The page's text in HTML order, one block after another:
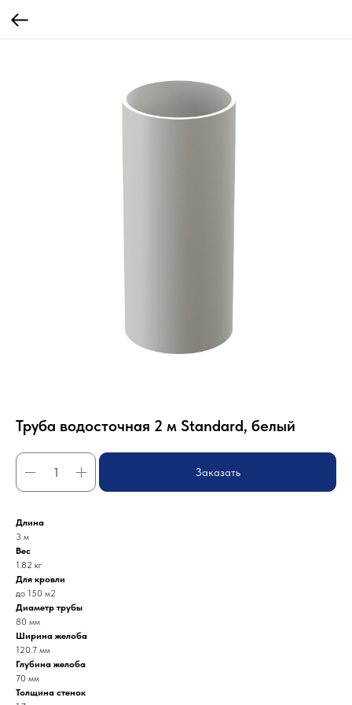
Труба водосточная 2 м Standard, белый
Заказать
Длина
3 м
Вес
1.82 кг
Для кровли
до 150 м2
Диаметр трубы
80 мм
Ширина желоба
120.7 мм
Глубина желоба
70 мм
Толщина стенок